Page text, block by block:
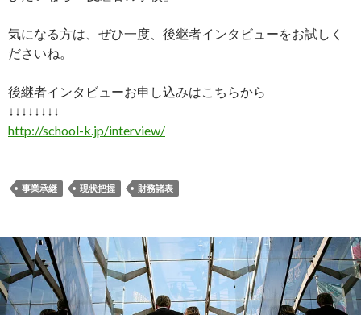
気になる方は、ぜひ一度、後継者インタビューをお試しく
ださいね。
後継者インタビューお申し込みはこちらから
↓↓↓↓↓↓↓↓
http://school-k.jp/interview/
事業承継 現状把握 財務諸表